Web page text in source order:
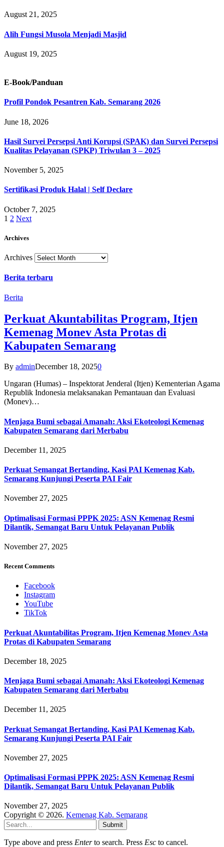
August 21, 2025
Alih Fungsi Musola Menjadi Masjid
August 19, 2025
E-Book/Panduan
Profil Pondok Pesantren Kab. Semarang 2026
June 18, 2026
Hasil Survei Persepsi Anti Korupsi (SPAK) dan Survei Persepsi
Kualitas Pelayanan (SPKP) Triwulan 3 – 2025
November 5, 2025
Sertifikasi Produk Halal | Self Declare
October 7, 2025
1 2 Next
Archives
Archives
Berita terbaru
Berita
Perkuat Akuntabilitas Program, Itjen
Kemenag Monev Asta Protas di
Kabupaten Semarang
By adminDecember 18, 20250
Ungaran (Humas) – Inspektorat Jenderal (Itjen) Kementerian Agama
Republik Indonesia melaksanakan Pemantauan dan Evaluasi
(Monev)…
Menjaga Bumi sebagai Amanah: Aksi Ekoteologi Kemenag
Kabupaten Semarang dari Merbabu
December 11, 2025
Perkuat Semangat Bertanding, Kasi PAI Kemenag Kab.
Semarang Kunjungi Peserta PAI Fair
November 27, 2025
Optimalisasi Formasi PPPK 2025: ASN Kemenag Resmi
Dilantik, Semangat Baru Untuk Pelayanan Publik
November 27, 2025
Recent Comments
Facebook
Instagram
YouTube
TikTok
Perkuat Akuntabilitas Program, Itjen Kemenag Monev Asta
Protas di Kabupaten Semarang
December 18, 2025
Menjaga Bumi sebagai Amanah: Aksi Ekoteologi Kemenag
Kabupaten Semarang dari Merbabu
December 11, 2025
Perkuat Semangat Bertanding, Kasi PAI Kemenag Kab.
Semarang Kunjungi Peserta PAI Fair
November 27, 2025
Optimalisasi Formasi PPPK 2025: ASN Kemenag Resmi
Dilantik, Semangat Baru Untuk Pelayanan Publik
November 27, 2025
Copyright © 2026. Kemenag Kab. Semarang
Submit
Type above and press Enterto search. Press Esc to cancel.